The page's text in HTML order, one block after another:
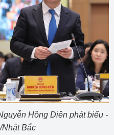
Hồng Diên phát biểu -
Nhật Bắc